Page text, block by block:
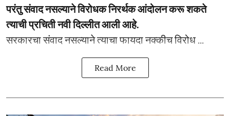
परंतु संवाद नसल्याने विरोधक निरर्थक आंदोलन करू शकते
त्याची प्रचिती नवी दिल्लीत आली आहे.
सरकारचा संवाद नसल्याने त्याचा फायदा नक्कीच विरोध ...
Read More